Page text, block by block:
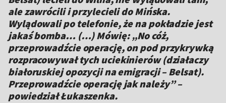
ale zawrócili i przylecieli do Mińska.
Wylądowali po telefonie, że na pokładzie jest
jakaś bomba… (…) Mówię: „No cóż,
przeprowadźcie operację, on pod przykrywką
rozpracowywał tych uciekinierów (działaczy
białoruskiej opozycji na emigracji – Belsat).
Przeprowadźcie operację jak należy” –
powiedział Łukaszenka.